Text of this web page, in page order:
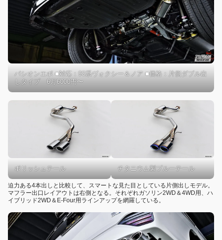
パシオンエボ ■対応：90系ヴォクシー＆ノア ■価格：片側ダブル出
しタイプ 6万6000円〜
ポリッシュテール チタニウム製ブルーテール
迫力ある4本出しと比較して、スマートな見た目としている片側出しモデル。
マフラー出口レイアウトは右側となる。それぞれガソリン2WD＆4WD用、ハ
イブリッド2WD＆E-Four用ラインアップを網羅している。